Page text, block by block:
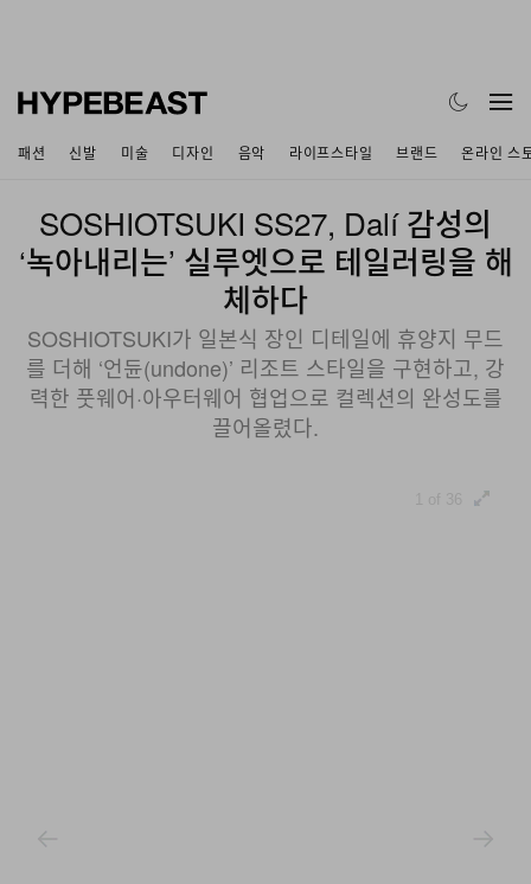
패션 신발 미술 디자인 음악 라이프스타일 브랜드 온라인 스
SOSHIOTSUKI SS27, Dalí 감성의
‘녹아내리는’ 실루엣으로 테일러링을 해
체하다
SOSHIOTSUKI가 일본식 장인 디테일에 휴양지 무드
를 더해 ‘언듄(undone)’ 리조트 스타일을 구현하고, 강
력한 풋웨어·아우터웨어 협업으로 컬렉션의 완성도를
끌어올렸다.